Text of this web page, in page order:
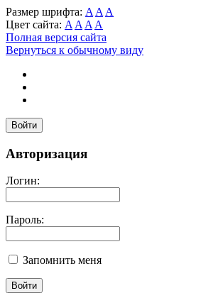
Размер шрифта: A A A
Цвет сайта: A A A A
Полная версия сайта
Вернуться к обычному виду
Войти
Авторизация
Логин:
Пароль:
Запомнить меня